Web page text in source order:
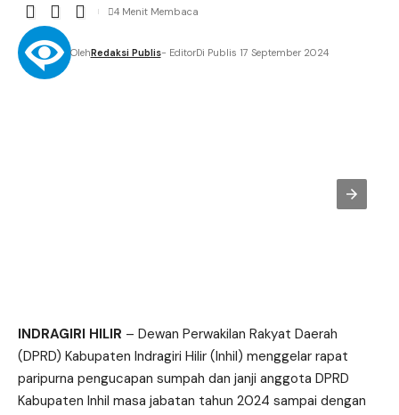
OlehRedaksi Publis- EditorDi Publis 17 September 2024
4 Menit Membaca
INDRAGIRI HILIR – Dewan Perwakilan Rakyat Daerah
(DPRD) Kabupaten Indragiri Hilir (Inhil) menggelar rapat
paripurna pengucapan sumpah dan janji anggota DPRD
Kabupaten Inhil masa jabatan tahun 2024 sampai dengan